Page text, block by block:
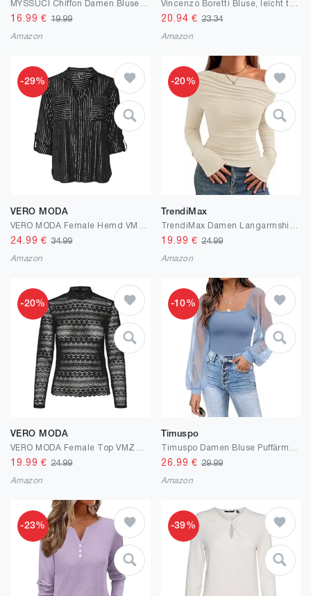
16.99 €19.99
Amazon
20.94 € 23.34
Amazon
-29%
VERO MODA
24.99 €34.99
Amazon
-20%
TrendiMax
19.99 € 24.99
Amazon
-20%
VERO MODA
19.99 €24.99
Amazon
-10%
Timuspo
26.99 € 29.99
Amazon
-23% -39%